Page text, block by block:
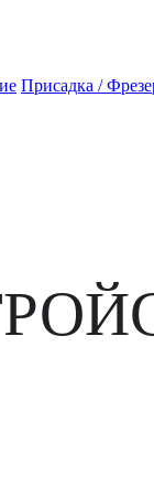
Присадка /